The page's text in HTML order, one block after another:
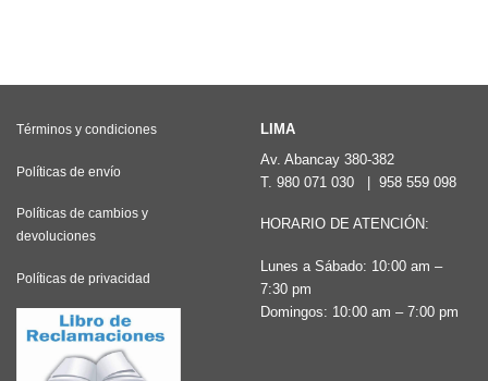
Términos y condiciones
Políticas de envío
Políticas de cambios y
devoluciones
Políticas de privacidad
LIMA
Av. Abancay 380-382
T. 980 071 030 958 559 098
HORARIO DE ATENCIÓN:
Lunes a Sábado: 10:00 am –
7:30 pm
Domingos: 10:00 am – 7:00 pm